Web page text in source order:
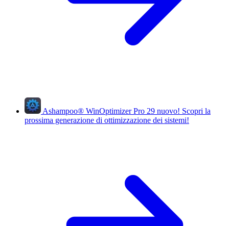
Ashampoo® WinOptimizer Pro 29 nuovo! Scopri la
prossima generazione di ottimizzazione dei sistemi!